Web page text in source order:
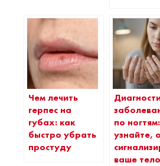
Чем лечить
герпес на
губах: как
быстро убрать
простуду
по ногтям:
узнайте,
ваше тело